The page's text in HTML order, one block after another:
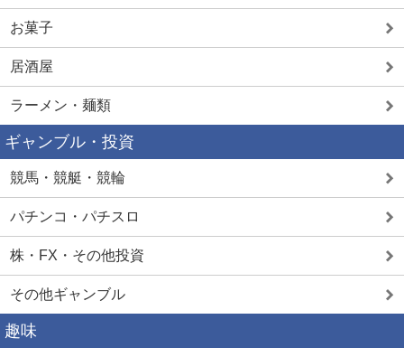
お菓子
居酒屋
ラーメン・麺類
ギャンブル・投資
競馬・競艇・競輪
パチンコ・パチスロ
株・FX・その他投資
その他ギャンブル
趣味